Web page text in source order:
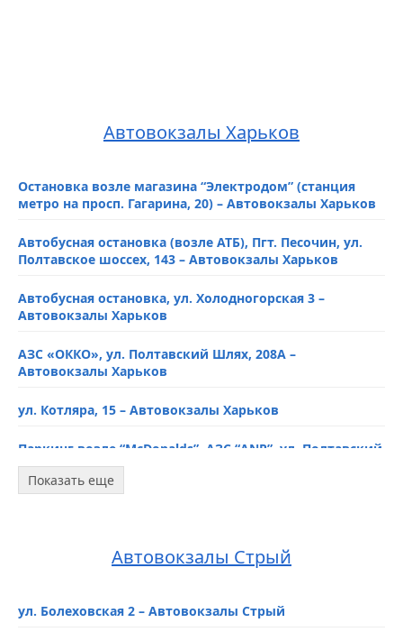
Автовокзалы Харьков
Остановка возле магазина “Электродом” (станция
метро на просп. Гагарина, 20) – Автовокзалы Харьков
Автобусная остановка (возле АТБ), Пгт. Песочин, ул.
Полтавское шоссех, 143 – Автовокзалы Харьков
Автобусная остановка, ул. Холодногорская 3 –
Автовокзалы Харьков
АЗС «ОККО», ул. Полтавский Шлях, 208А –
Автовокзалы Харьков
ул. Котляра, 15 – Автовокзалы Харьков
Паркинг возле “McDonalds”, АЗС “ANP”, ул. Полтавский
Шлях, 64 – Автовокзалы Харьков
Остановка кафе “Хвилинка”, ул. Котляра 11/1 –
ул. Пушкинская, 12 – Автовокзалы Харьков
Показать еще
Автовокзалы Стрый
ул. Болеховская 2 – Автовокзалы Стрый